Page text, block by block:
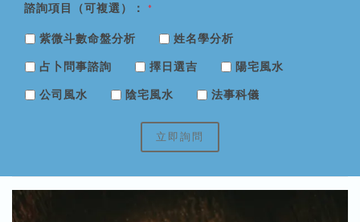
諮詢項目（可複選）： *
紫微斗數命盤分析 姓名學分析
占卜問事諮詢 擇日選吉 陽宅風水
公司風水 陰宅風水 法事科儀
立即詢問